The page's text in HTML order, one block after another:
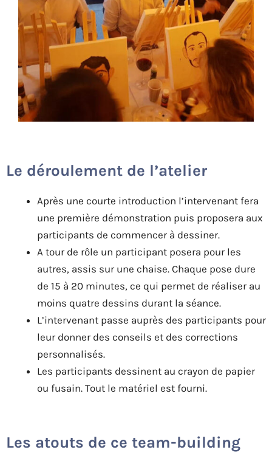
Le déroulement de l’atelier
Après une courte introduction l’intervenant fera
une première démonstration puis proposera aux
participants de commencer à dessiner.
A tour de rôle un participant posera pour les
autres, assis sur une chaise. Chaque pose dure
de 15 à 20 minutes, ce qui permet de réaliser au
moins quatre dessins durant la séance.
L’intervenant passe auprès des participants pour
leur donner des conseils et des corrections
personnalisés.
Les participants dessinent au crayon de papier
ou fusain. Tout le matériel est fourni.
Les atouts de ce team-building